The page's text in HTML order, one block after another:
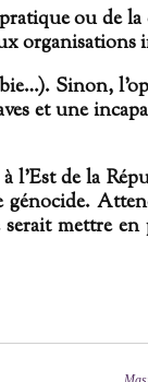
ou de
organisations
Sinon,
et une
de la
mettre en